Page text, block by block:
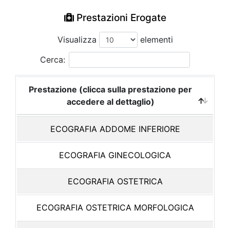
Prestazioni Erogate
Visualizza
elementi
Cerca:
Prestazione (clicca sulla prestazione per
accedere al dettaglio)
ECOGRAFIA ADDOME INFERIORE
ECOGRAFIA GINECOLOGICA
ECOGRAFIA OSTETRICA
ECOGRAFIA OSTETRICA MORFOLOGICA